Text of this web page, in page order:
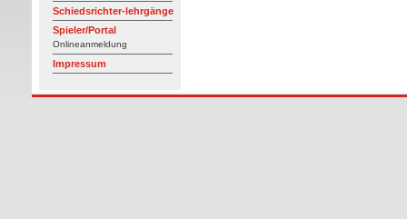
Schiedsrichter-lehrgänge
Spieler/Portal
Onlineanmeldung
Impressum